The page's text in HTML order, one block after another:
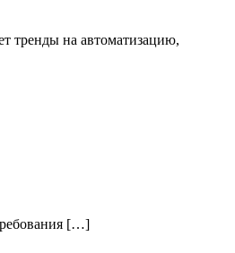
[…]